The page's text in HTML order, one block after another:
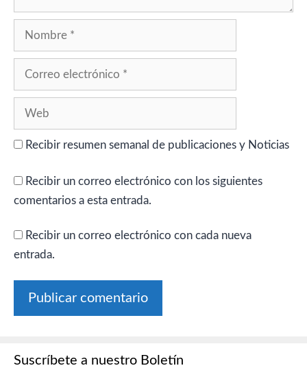
Recibir resumen semanal de publicaciones y Noticias
Recibir un correo electrónico con los siguientes
comentarios a esta entrada.
Recibir un correo electrónico con cada nueva
entrada.
Suscríbete a nuestro Boletín